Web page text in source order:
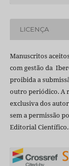
LICENÇA
Manuscritos
com gestão da
proibida a
outro periódico. A
exclusiva dos
sem a permissão
Editorial Científico.